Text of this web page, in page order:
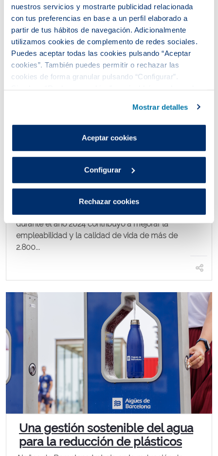
nuestros servicios y mostrarte publicidad relacionada
con tus preferencias en base a un perfil elaborado a
partir de tus hábitos de navegación. Adicionalmente
utilizamos cookies de complemento de redes sociales.
Puedes aceptar todas las cookies pulsando “Aceptar
cookies”. También puedes permitir o rechazar las
cookies de forma granular pulsando “Configurar”.
son indispensables para que el sitio web funcione y que
por tanto no se pueden desactivar.
Puedes consultar más información en nuestra
Mostrar detalles
Aceptar cookies
Configurar
Rechazar cookies
Aigües de Barcelona mejora la
empleabilidad y la calidad de
vida de más de 2.800 personas
en situación de vulnerabilidad
El Plan de Acción Social de Aigües de Barcelona
durante el año 2024 contribuyó a mejorar la
empleabilidad y la calidad de vida de más de
2.800...
Una gestión sostenible del agua
para la reducción de plásticos